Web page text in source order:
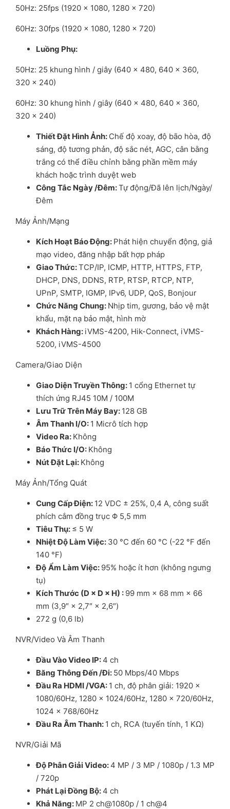
50Hz: 25fps (1920 × 1080, 1280 × 720)
60Hz: 30fps (1920 × 1080, 1280 × 720)
Luồng Phụ:
50Hz: 25 khung hình / giây (640 × 480, 640 × 360,
320 × 240)
60Hz: 30 khung hình / giây (640 × 480, 640 × 360,
320 × 240)
Thiết Đặt HìnhẢnh: Chế độ xoay, độ bão hòa, độ
sáng, độ tương phản, độ sắc nét, AGC, cân bằng
trắng có thể điều chỉnh bằng phần mềm máy
khách hoặc trình duyệt web
Công Tắc Ngày /Đêm:Tự động/Đã lên lịch/Ngày/
Đêm
Máy Ảnh/Mạng
Kích Hoạt Báo Động: Phát hiện chuyển động, giả
mạo video, đăng nhập bất hợp pháp
Giao Thức:TCP/IP, ICMP, HTTP, HTTPS, FTP,
DHCP, DNS, DDNS, RTP, RTSP, RTCP, NTP,
UPnP, SMTP, IGMP, IPv6, UDP, QoS, Bonjour
Chức Năng Chung: Nhịp tim, gương, bảo vệ mật
khẩu, mặt nạ bảo mật, hình mờ
Khách Hàng: iVMS-4200, Hik-Connect, iVMS-
5200, iVMS-4500
Camera/Giao Diện
Giao Diện Truyền Thông: 1 cổng Ethernet tự
thích ứng RJ45 10M / 100M
Lưu TrữTrên Máy Bay: 128 GB
Âm Thanh I/O: 1 Micrô tích hợp
Video Ra: Không
Báo Thức I/O: Không
Nút Đặt Lại: Không
Máy Ảnh/Tổng Quát
Cung Cấp Điện: 12 VDC ± 25%, 0,4 A, công suất
phích cắm đồng trục Φ 5,5 mm
Tiêu Thụ: ≤ 5 W
Nhiệt Độ Làm Việc: 30 °C đến 60 °C (-22 °F đến
140 °F)
Độ Ẩm Làm Việc: 95% hoặc ít hơn (không ngưng
tụ)
Kích Thước (D × D × H) : 99 mm × 68 mm × 66
mm (3,9″ × 2,7″ × 2,6″)
272 g (0,6 lb)
NVR/Video Và Âm Thanh
Đầu Vào Video IP: 4 ch
Băng Thông Đến /Đi: 50 Mbps/40 Mbps
Đầu Ra HDMI /VGA: 1 ch, độ phân giải: 1920 ×
1080/60Hz, 1280 × 1024/60Hz, 1280 × 720/60Hz,
1024 × 768/60Hz
Đầu Ra Âm Thanh: 1 ch, RCA (tuyến tính, 1 KΩ)
NVR/Giải Mã
Độ Phân Giải Video: 4 MP / 3 MP / 1080p / 1.3 MP
/ 720p
Phát Lại Đồng Bộ: 4 ch
Khả Năng: MP 2 ch@1080p / 1 ch@4